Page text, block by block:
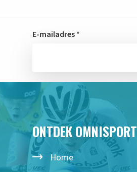
E-mailadres *
ONTDEK OMNISPORT
Home